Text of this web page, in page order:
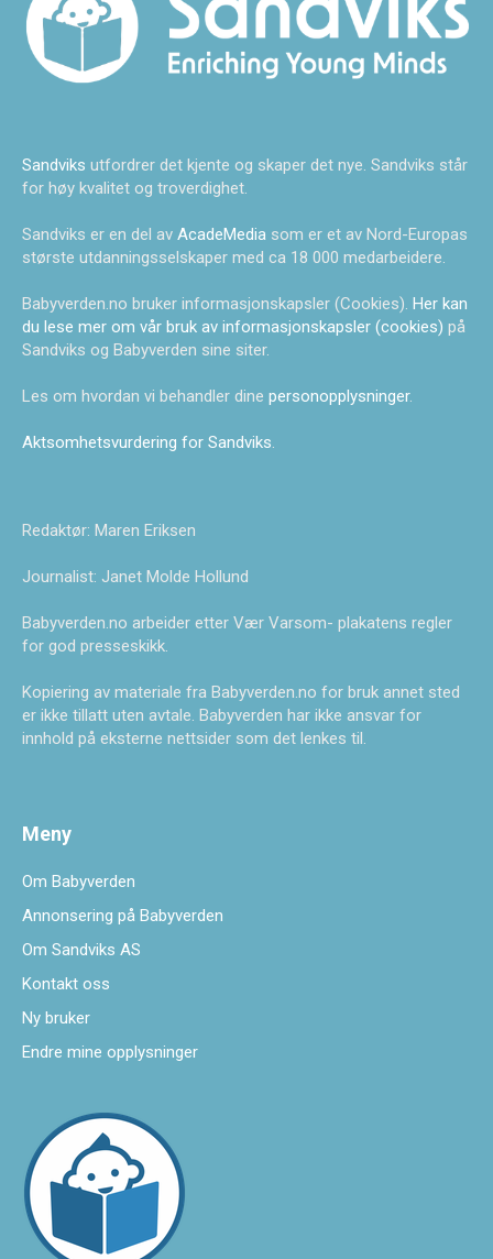
Sandviks utfordrer det kjente og skaper det nye. Sandviks står
for høy kvalitet og troverdighet.
Sandviks er en del av AcadeMedia som er et av Nord-Europas
største utdanningsselskaper med ca 18 000 medarbeidere.
Babyverden.no bruker informasjonskapsler (Cookies). Her kan
du lese mer om vår bruk av informasjonskapsler (cookies) på
Sandviks og Babyverden sine siter.
Les om hvordan vi behandler dine personopplysninger.
Aktsomhetsvurdering for Sandviks
Redaktør: Maren Eriksen
Journalist: Janet Molde Hollund
Babyverden.no arbeider etter Vær Varsom- plakatens regler
for god presseskikk.
Kopiering av materiale fra Babyverden.no for bruk annet sted
er ikke tillatt uten avtale. Babyverden har ikke ansvar for
innhold på eksterne nettsider som det lenkes til.
Meny
Om Babyverden
Annonsering på Babyverden
Om Sandviks AS
Kontakt oss
Ny bruker
Endre mine opplysninger